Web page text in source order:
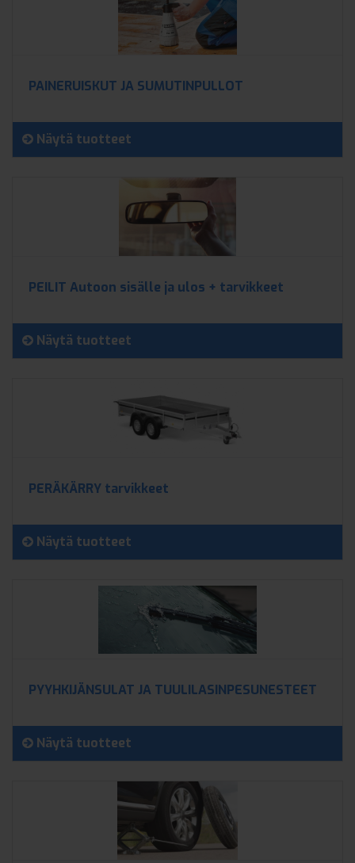
PAINERUISKUT JA SUMUTINPULLOT
Näytä tuotteet
PEILIT Autoon sisälle ja ulos + tarvikkeet
Näytä tuotteet
PERÄKÄRRY tarvikkeet
Näytä tuotteet
PYYHKIJÄNSULAT JA TUULILASINPESUNESTEET
Näytä tuotteet